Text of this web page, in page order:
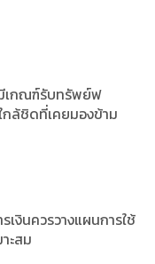
เกณฑ์รับทรัพย์ฟ
ล้ชิดที่เคยมองข้าม
งินควรวางแผนการใช้
ะสม